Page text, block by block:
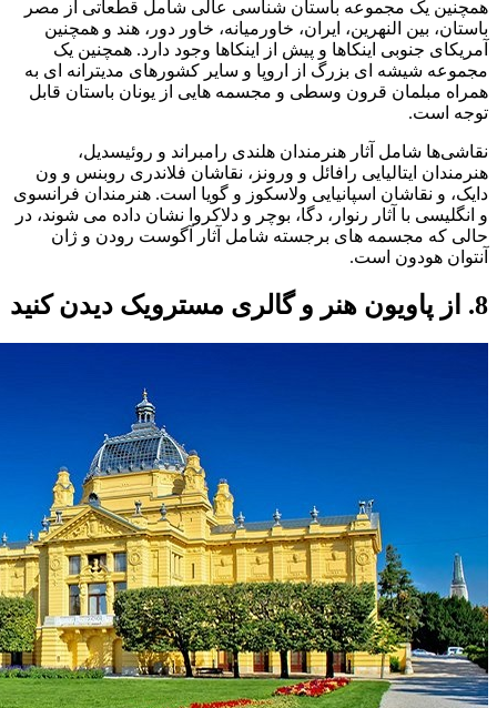
همچنین یک مجموعه باستان شناسی عالی شامل قطعاتی از مصر
باستان، بین النهرین، ایران، خاورمیانه، خاور دور، هند و همچنین
آمریکای جنوبی اینکاها و پیش از اینکاها وجود دارد. همچنین یک
مجموعه شیشه ای بزرگ از اروپا و سایر کشورهای مدیترانه ای به
همراه مبلمان قرون وسطی و مجسمه هایی از یونان باستان قابل
توجه است.
نقاشی‌ها شامل آثار هنرمندان هلندی رامبراند و روئیسدیل،
هنرمندان ایتالیایی رافائل و ورونز، نقاشان فلاندری روبنس و ون
دایک، و نقاشان اسپانیایی ولاسکوز و گویا است. هنرمندان فرانسوی
و انگلیسی با آثار رنوار، دگا، بوچر و دلاکروا نشان داده می شوند، در
حالی که مجسمه های برجسته شامل آثار آگوست رودن و ژان
آنتوان هودون است.
8. از پاویون هنر و گالری مسترویک دیدن کنید